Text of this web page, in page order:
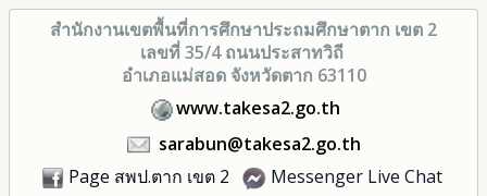
สำนักงานเขตพื้นที่การศึกษาประถมศึกษาตาก เขต 2
เลขที่ 35/4 ถนนประสาทวิถี
อำเภอแม่สอด จังหวัดตาก 63110
www.takesa2.go.th
sarabun@takesa2.go.th
Page สพป.ตาก เขต 2
Messenger Live Chat